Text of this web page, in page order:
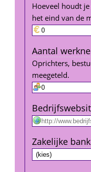
Hoeveel houdt
het eind van de
Aantal
Oprichters,
meegeteld.
Zakelijke